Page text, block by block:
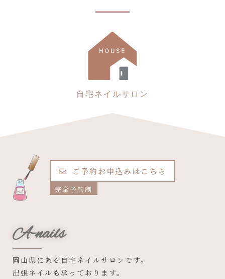
自宅ネイルサロン
ご予約お申込みはこちら
完全予約制
A-nails
岡山県にある自宅ネイルサロンです。
出張ネイルも承っております。